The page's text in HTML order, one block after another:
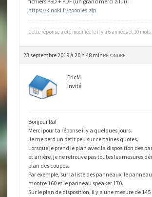
https://kinoki.fr/goonies.zip
Cette réponse a été modifiée le il y a 6 années et 10
23 septembre 2019 à 20 h 48 minRÉPONDRE
EricM
Invité
Bonjour Raf
Merci pour ta réponse il y a quelques jours.
Je me perd un petit peu sur certaines quotes.
Lorsque je prend le plan avec la disposition des
et arrière, je ne retrouve pas toutes les mesures
plan des coupes.
Par exemple, sur la liste des panneaux, le
montre 160 et le panneau speaker 170.
Sur le plan de disposition, il y a une mesure de 145